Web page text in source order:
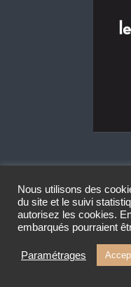
A
Nous utilisons des
du site et le suivi
autorisez les cookies.
embarqués pourraient
Paramétrages